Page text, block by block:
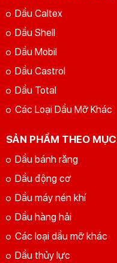
Dầu Caltex
Dầu Shell
Dầu Mobil
Dầu Castrol
Dầu Total
Các Loại Dầu Mỡ Khác
SẢN PHẨM THEO
Dầu bánh răng
Dầu động cơ
Dầu máy nén khí
Dầu hàng hải
Các loại dầu mỡ khác
Dầu thủy lực